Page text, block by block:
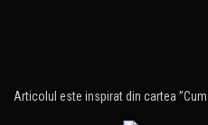
Articolul este inspirat din cartea